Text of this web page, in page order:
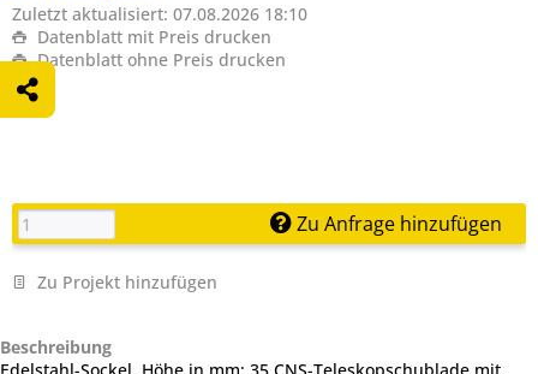
Zuletzt aktualisiert: 07.08.2026 18:10
Datenblatt mit Preis drucken
Datenblatt ohne Preis drucken
Zu Anfrage hinzufügen
Zu Projekt hinzufügen
Beschreibung
Edelstahl-Sockel, Höhe in mm: 35 CNS-Teleskopschublade mit